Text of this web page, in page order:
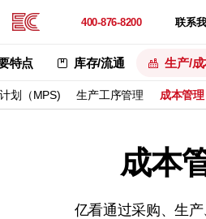
400-876-8200 联系
特点 库存/流通 生产/
划（MPS) 生产工序管理 成本管理
成本
亿看通过采购、生产